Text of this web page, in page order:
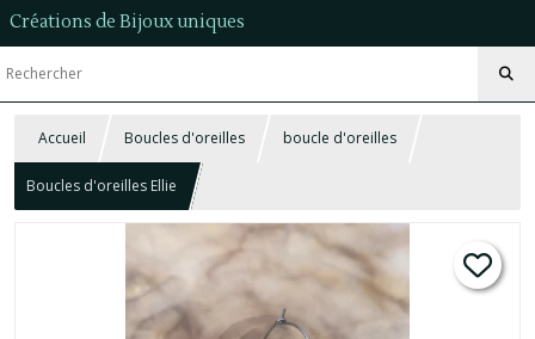
Créations de Bijoux uniques
Accueil Boucles d'oreilles boucle d'oreilles
Boucles d'oreilles Ellie